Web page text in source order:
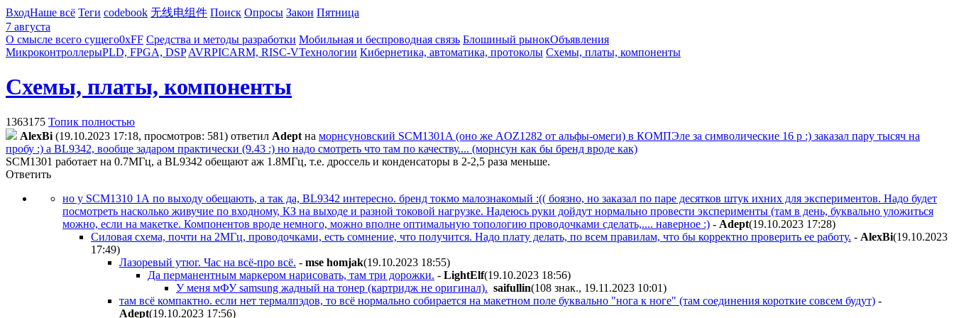
ВходНаше всё Теги codebook 无线电组件 Поиск Опросы Закон Пятница
7 августа
О смысле всего сущего0xFF Средства и методы разработки Мобильная и беспроводная связь Блошиный рынокОбъявления
МикроконтроллерыPLD, FPGA, DSP AVRPICARM, RISC-VТехнологии Кибернетика, автоматика, протоколы Схемы, платы, компоненты
Схемы, платы, компоненты
1363175 Топик полностью
AlexBi (19.10.2023 17:18, просмотров: 581) ответил Adept на морнсуновский SCM1301A (оно же AOZ1282 от альфы-омеги) в КОМПЭле за символические 16 р :) заказал пару тысяч на
пробу :) а BL9342, вообще задаром практически (9.43 :) но надо смотреть что там по качеству.... (морнсун как бы бренд вроде как)
SCM1301 работает на 0.7МГц, а BL9342 обещают аж 1.8МГц, т.е. дроссель и конденсаторы в 2-2,5 раза меньше.
Ответить
но у SCM1310 1А по выходу обещають, а так да, BL9342 интересно. бренд токмо малознакомый :(( боязно, но заказал по паре десятков штук ихних для экспериментов. Надо будет
посмотреть насколько живучие по входному, КЗ на выходе и разной токовой нагрузке. Надеюсь руки дойдут нормально провести эксперименты (там в день, буквально уложиться
можно, если на макетке. Компонентов вроде немного, можно вполне оптимальную топологию проводочками сделать,.... наверное :) - Adept(19.10.2023 17:28)
Силовая схема, почти на 2МГц, проводочками, есть сомнение, что получится. Надо плату делать, по всем правилам, что бы корректно проверить ее работу. - AlexBi(19.10.2023
17:49)
Лазоревый утюг. Час на всё-про всё. - mse homjak(19.10.2023 18:55)
Да перманентным маркером нарисовать, там три дорожки. - LightElf(19.10.2023 18:56)
У меня мФУ samsung жадный на тонер (картридж не оригинал). saifullin(108 знак., 19.11.2023 10:01)
там всё компактно. если нет термалпэдов, то всё нормально собирается на макетном поле буквально "нога к ноге" (там соединения короткие совсем будут) -
Adept(19.10.2023 17:56)